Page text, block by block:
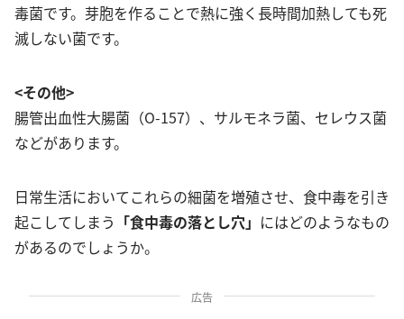
毒菌です。芽胞を作ることで熱に強く長時間加熱しても死
滅しない菌です。
<その他>
腸管出血性大腸菌（O-157）、サルモネラ菌、セレウス菌
などがあります。
日常生活においてこれらの細菌を増殖させ、食中毒を引き
起こしてしまう 「食中毒の落とし穴」 にはどのようなもの
があるのでしょうか。
広告